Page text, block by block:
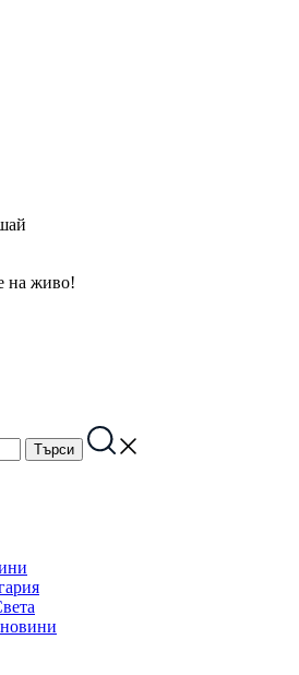
на живо!